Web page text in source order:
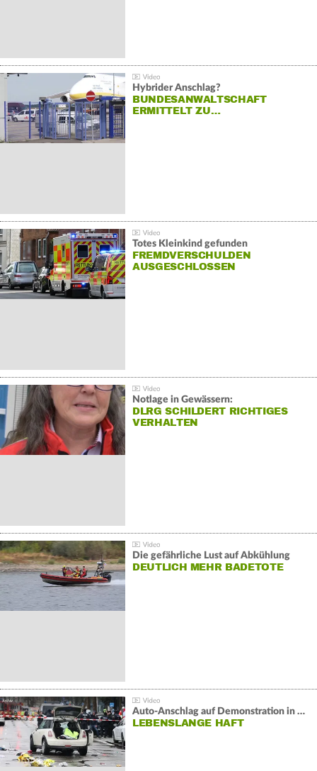
Hybrider Anschlag?
BUNDESANWALTSCHAFT
ERMITTELT ZU…
Totes Kleinkind gefunden
FREMDVERSCHULDEN
AUSGESCHLOSSEN
Notlage in Gewässern:
DLRG SCHILDERT RICHTIGES
VERHALTEN
Die gefährliche Lust auf Abkühlung
DEUTLICH MEHR BADETOTE
Auto-Anschlag auf Demonstration in München:
LEBENSLANGE HAFT